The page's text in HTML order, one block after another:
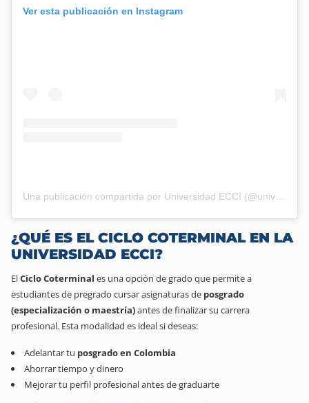
Ver esta publicación en Instagram
¿QUÉ ES EL CICLO COTERMINAL EN LA
UNIVERSIDAD ECCI?
ElCiclo Coterminal es una opción de grado que permite a
estudiantes de pregrado cursar asignaturas de posgrado
(especialización o maestría)antes de finalizar su carrera
profesional. Esta modalidad es ideal si deseas:
Adelantar tu posgrado en Colombia
Ahorrar tiempo y dinero
Mejorar tu perfil profesional antes de graduarte